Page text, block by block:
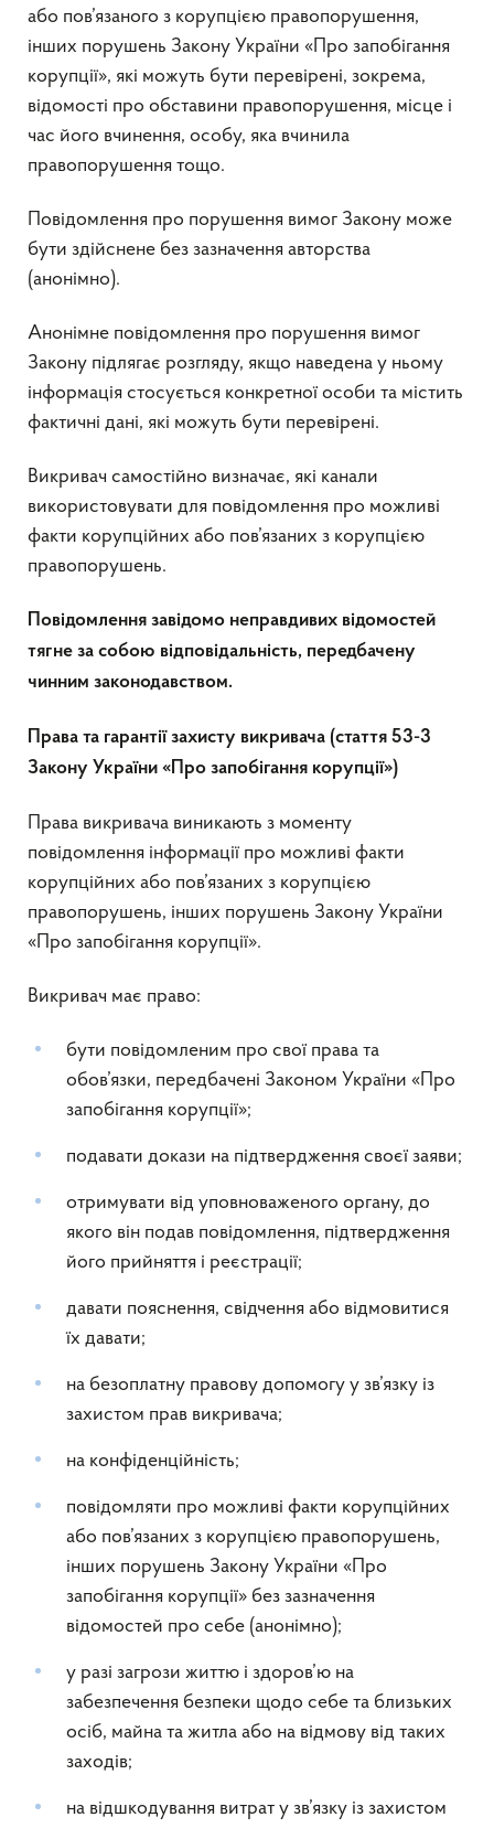
або пов’язаного з корупцією правопорушення,
інших порушень Закону України «Про запобігання
корупції», які можуть бути перевірені, зокрема,
відомості про обставини правопорушення, місце і
час його вчинення, особу, яка вчинила
правопорушення тощо.
Повідомлення про порушення вимог Закону може
бути здійснене без зазначення авторства
(анонімно).
Анонімне повідомлення про порушення вимог
Закону підлягає розгляду, якщо наведена у ньому
інформація стосується конкретної особи та містить
фактичні дані, які можуть бути перевірені.
Викривач самостійно визначає, які канали
використовувати для повідомлення про можливі
факти корупційних або пов’язаних з корупцією
правопорушень.
Повідомлення завідомо неправдивих відомостей
тягне за собою відповідальність, передбачену
чинним законодавством.
Права та гарантії захисту викривача (стаття 53-3
Закону України «Про запобігання корупції»)
Права викривача виникають з моменту
повідомлення інформації про можливі факти
корупційних або пов’язаних з корупцією
правопорушень, інших порушень Закону України
«Про запобігання корупції».
Викривач має право:
бути повідомленим про свої права та
обов’язки, передбачені Законом України «Про
запобігання корупції»;
подавати докази на підтвердження своєї заяви;
отримувати від уповноваженого органу, до
якого він подав повідомлення, підтвердження
його прийняття і реєстрації;
давати пояснення, свідчення або відмовитися
їх давати;
на безоплатну правову допомогу у зв’язку із
захистом прав викривача;
на конфіденційність;
повідомляти про можливі факти корупційних
або пов’язаних з корупцією правопорушень,
інших порушень Закону України «Про
запобігання корупції» без зазначення
відомостей про себе (анонімно);
у разі загрози життю і здоров’ю на
забезпечення безпеки щодо себе та близьких
осіб, майна та житла або на відмову від таких
заходів;
на відшкодування витрат у зв’язку із захистом